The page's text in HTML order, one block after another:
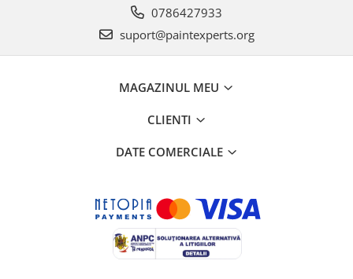
0786427933
suport@paintexperts.org
MAGAZINUL MEU
CLIENTI
DATE COMERCIALE